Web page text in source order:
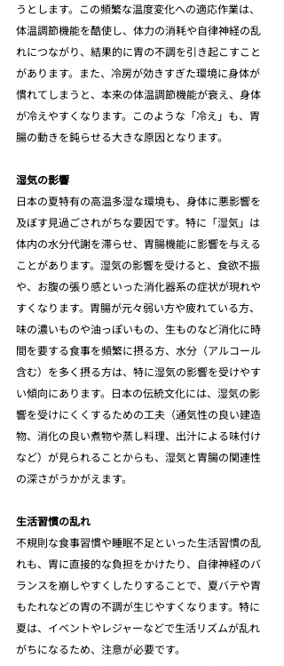
うとします。この頻繁な温度変化への適応作業は、
体温調節機能を酷使し、体力の消耗や自律神経の乱
れにつながり、結果的に胃の不調を引き起こすこと
があります。また、冷房が効きすぎた環境に身体が
慣れてしまうと、本来の体温調節機能が衰え、身体
が冷えやすくなります。このような「冷え」も、胃
腸の動きを鈍らせる大きな原因となります。
湿気の影響
日本の夏特有の高温多湿な環境も、身体に悪影響を
及ぼす見過ごされがちな要因です。特に「湿気」は
体内の水分代謝を滞らせ、胃腸機能に影響を与える
ことがあります。湿気の影響を受けると、食欲不振
や、お腹の張り感といった消化器系の症状が現れや
すくなります。胃腸が元々弱い方や疲れている方、
味の濃いものや油っぽいもの、生ものなど消化に時
間を要する食事を頻繁に摂る方、水分（アルコール
含む）を多く摂る方は、特に湿気の影響を受けやす
い傾向にあります。日本の伝統文化には、湿気の影
響を受けにくくするための工夫（通気性の良い建造
物、消化の良い煮物や蒸し料理、出汁による味付け
など）が見られることからも、湿気と胃腸の関連性
の深さがうかがえます。
生活習慣の乱れ
不規則な食事習慣や睡眠不足といった生活習慣の乱
れも、胃に直接的な負担をかけたり、自律神経のバ
ランスを崩しやすくしたりすることで、夏バテや胃
もたれなどの胃の不調が生じやすくなります。特に
夏は、イベントやレジャーなどで生活リズムが乱れ
がちになるため、注意が必要です。